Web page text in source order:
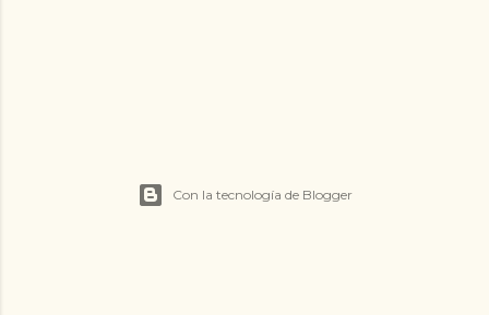
Con la tecnología de Blogger